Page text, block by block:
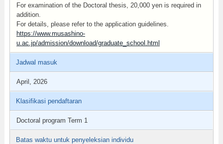
For examination of the Doctoral thesis, 20,000 yen is required in
addition.
For details, please refer to the application guidelines.
https://www.musashino-
u.ac.jp/admission/download/graduate_school.html
Jadwal masuk
April, 2026
Klasifikasi pendaftaran
Doctoral program Term 1
Batas waktu untuk penyeleksian individu